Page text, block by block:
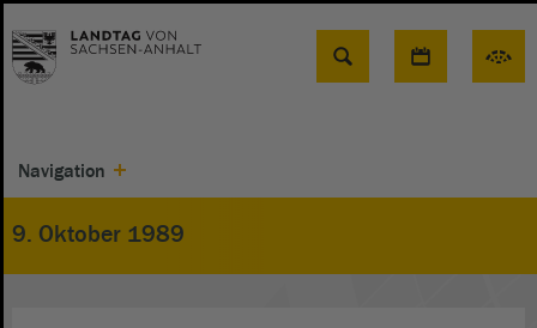
Suche
Navigation
9. Oktober 1989